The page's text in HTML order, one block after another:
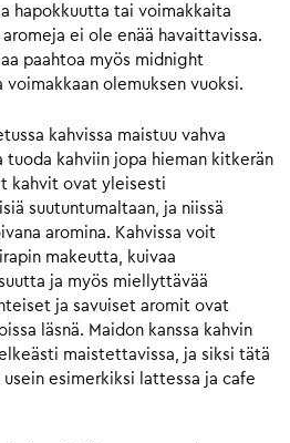
hapokkuutta tai voimakkaita
ei ole enää havaittavissa.
paahtoa myös midnight
voimakkaan olemuksen vuoksi.
kahvissa maistuu vahva
tuoda kahviin jopa hieman kitkerän
kahvit ovat yleisesti
suutuntumaltaan, ja niissä
aromina. Kahvissa voit
makeutta, kuivaa
ja myös miellyttävää
ja savuiset aromit ovat
läsnä. Maidon kanssa kahvin
maistettavissa, ja siksi tätä
esimerkiksi lattessa ja cafe